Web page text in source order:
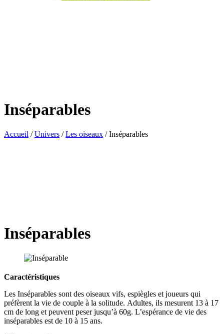
Inséparables
Accueil /Univers /Les oiseaux /Inséparables
Inséparables
Caractéristiques
Les Inséparables sont des oiseaux vifs, espiègles et joueurs qui
préfèrent la vie de couple à la solitude. Adultes, ils mesurent 13 à 17
cm de long et peuvent peser jusqu’à 60g. L’espérance de vie des
inséparables est de 10 à 15 ans.